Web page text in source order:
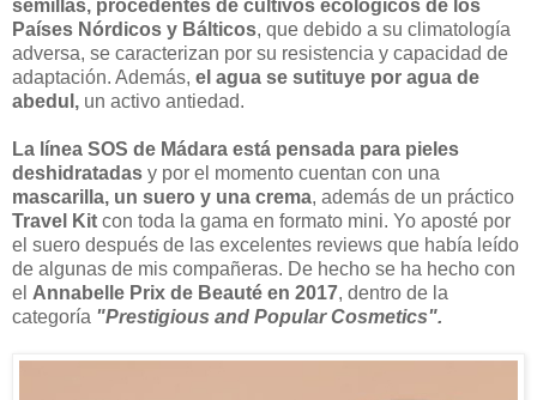
semillas, procedentes de cultivos ecológicos de los
Países Nórdicos y Bálticos, que debido a su climatología
adversa, se caracterizan por su resistencia y capacidad de
adaptación. Además, el agua se sutituye por agua de
abedul, un activo antiedad.
La línea SOS de Mádara está pensada para pieles
deshidratadas y por el momento cuentan con una
mascarilla, un suero y una crema, además de un práctico
Travel Kit con toda la gama en formato mini. Yo aposté por
el suero después de las excelentes reviews que había leído
de algunas de mis compañeras. De hecho se ha hecho con
el Annabelle Prix de Beauté en 2017, dentro de la
categoría "Prestigious and Popular Cosmetics".